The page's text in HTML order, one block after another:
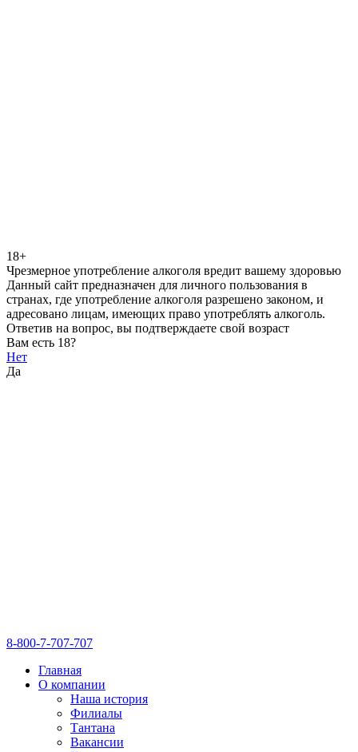
18+
Чрезмерное употребление алкоголя вредит вашему здоровью
Данный сайт предназначен для личного пользования в
странах, где употребление алкоголя разрешено законом, и
адресовано лицам, имеющих право употреблять алкоголь.
Ответив на вопрос, вы подтверждаете свой возраст
Вам есть 18?
Нет
Да
8-800-7-707-707
Главная
О компании
Наша история
Филиалы
Тантана
Вакансии